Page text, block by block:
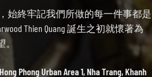
，始終牢記我們所做的每一件事都是
Thien Quang 誕生之初就懷著為
Phong Urban Area 1, Nha Trang, Khanh